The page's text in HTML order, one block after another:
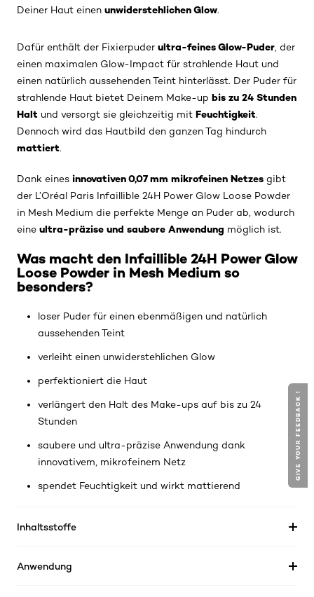
Deiner Haut einen unwiderstehlichen Glow.
Dafür enthält der Fixierpuder ultra-feines Glow-Puder , der
einen maximalen Glow-Impact für strahlende Haut und
einen natürlich aussehenden Teint hinterlässt. Der Puder für
strahlende Haut bietet Deinem Make-up bis zu 24 Stunden
Halt und versorgt sie gleichzeitig mit Feuchtigkeit.
Dennoch wird das Hautbild den ganzen Tag hindurch
mattiert.
Dank eines innovativen 0,07 mm mikrofeinen Netzes gibt
der L’Oréal Paris Infaillible 24H Power Glow Loose Powder
in Mesh Medium die perfekte Menge an Puder ab, wodurch
eine ultra-präzise und saubere Anwendung möglich ist.
Was macht den Infaillible 24H Power Glow
Loose Powder in Mesh Medium so
besonders?
loser Puder für einen ebenmäßigen und natürlich
aussehenden Teint
verleiht einen unwiderstehlichen Glow
perfektioniert die Haut
verlängert den Halt des Make-ups auf bis zu 24
Stunden
saubere und ultra-präzise Anwendung dank
innovativem, mikrofeinem Netz
spendet Feuchtigkeit und wirkt mattierend
Inhaltsstoffe
Anwendung
GIVE YOUR FEEDBACK !